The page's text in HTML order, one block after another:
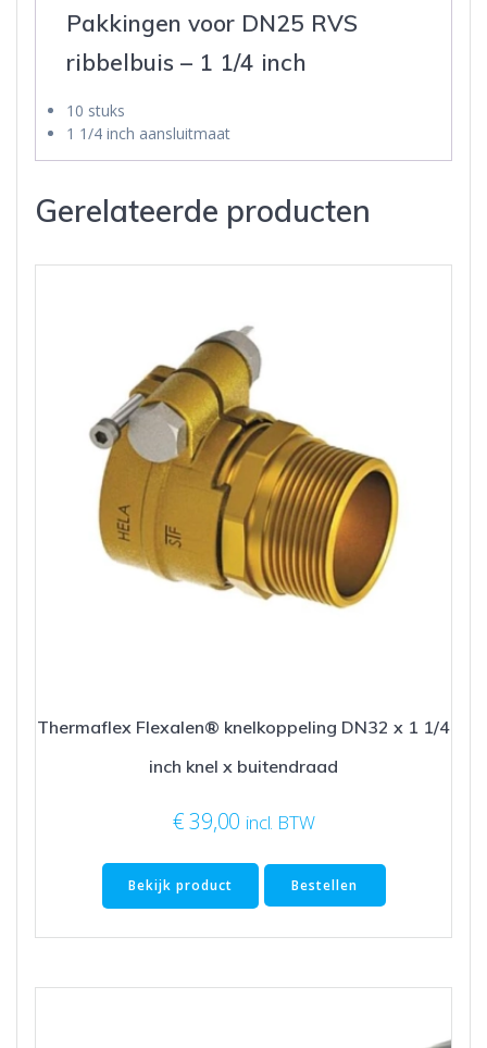
Pakkingen voor DN25 RVS
ribbelbuis – 1 1/4 inch
10 stuks
1 1/4 inch aansluitmaat
Gerelateerde producten
Thermaflex Flexalen® knelkoppeling DN32 x 1 1/4
inch knel x buitendraad
€39,00 incl. BTW
Bekijk product Bestellen